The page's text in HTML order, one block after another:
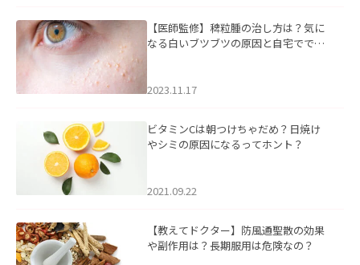
【医師監修】稗粒腫の治し方は？気に
なる白いブツブツの原因と自宅ででき
2023.11.17
ビタミンCは朝つけちゃだめ？日焼け
やシミの原因になるってホント？
2021.09.22
【教えてドクター】防風通聖散の効果
や副作用は？長期服用は危険なの？